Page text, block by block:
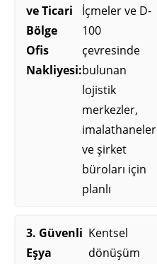
ve Ticari
Bölge
Ofis
Nakliyesi:
İçmeler ve D-
100
çevresinde
bulunan
lojistik
merkezler,
imalathaneler
ve şirket
büroları için
planlı
3. Güvenli
Eşya
Kentsel
dönüşüm